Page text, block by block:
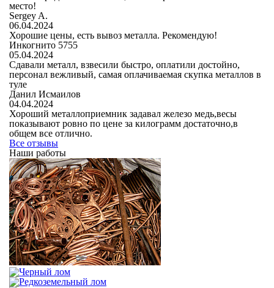
место!
Sergey A.
06.04.2024
Хорошие цены, есть вывоз металла. Рекомендую!
Инкогнито 5755
05.04.2024
Cдавали металл, взвесили быстро, оплатили достойно,
персонал вежливый, самая оплачиваемая скупка металлов в
туле
Данил Исмаилов
04.04.2024
Хороший металлоприемник задавал железо медь,весы
показывают ровно по цене за килограмм достаточно,в
общем все отлично.
Все отзывы
Наши работы